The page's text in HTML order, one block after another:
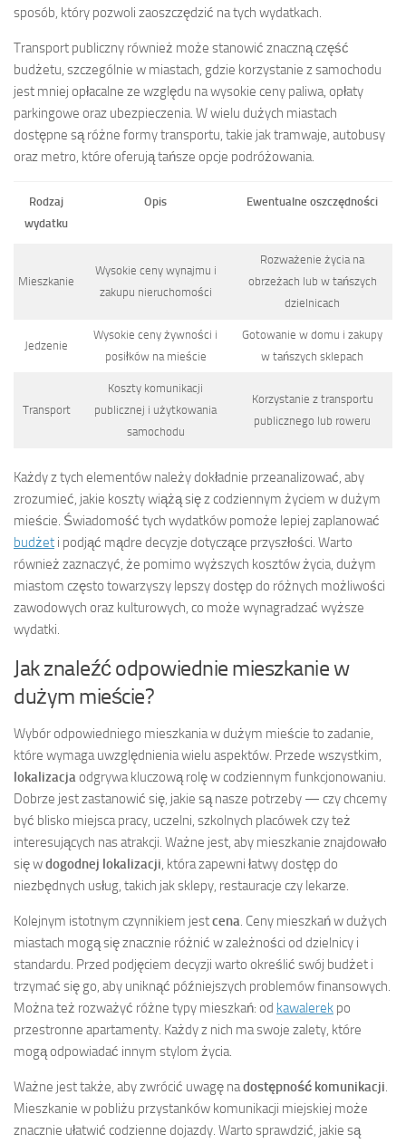
sposób, który pozwoli zaoszczędzić na tych wydatkach.
Transport publiczny również może stanowić znaczną część
budżetu, szczególnie w miastach, gdzie korzystanie z samochodu
jest mniej opłacalne ze względu na wysokie ceny paliwa, opłaty
parkingowe oraz ubezpieczenia. W wielu dużych miastach
dostępne są różne formy transportu, takie jak tramwaje, autobusy
oraz metro, które oferują tańsze opcje podróżowania.
Rodzaj
wydatku
Opis Ewentualne oszczędności
Mieszkanie
Wysokie ceny wynajmu i
zakupu nieruchomości
Rozważenie życia na
obrzeżach lub w tańszych
dzielnicach
Jedzenie
Wysokie ceny żywności i
posiłków na mieście
Gotowanie w domu i zakupy
w tańszych sklepach
Transport
Koszty komunikacji
publicznej i użytkowania
samochodu
Korzystanie z transportu
publicznego lub roweru
Każdy z tych elementów należy dokładnie przeanalizować, aby
zrozumieć, jakie koszty wiążą się z codziennym życiem w dużym
mieście. Świadomość tych wydatków pomoże lepiej zaplanować
budżet i podjąć mądre decyzje dotyczące przyszłości. Warto
również zaznaczyć, że pomimo wyższych kosztów życia, dużym
miastom często towarzyszy lepszy dostęp do różnych możliwości
zawodowych oraz kulturowych, co może wynagradzać wyższe
wydatki.
Jak znaleźć odpowiednie mieszkanie w
dużym mieście?
Wybór odpowiedniego mieszkania w dużym mieście to zadanie,
które wymaga uwzględnienia wielu aspektów. Przede wszystkim,
lokalizacjaodgrywa kluczową rolę w codziennym funkcjonowaniu.
Dobrze jest zastanowić się, jakie są nasze potrzeby — czy chcemy
być blisko miejsca pracy, uczelni, szkolnych placówek czy też
interesujących nas atrakcji. Ważne jest, aby mieszkanie znajdowało
się wdogodnej lokalizacji, która zapewni łatwy dostęp do
niezbędnych usług, takich jak sklepy, restauracje czy lekarze.
Kolejnym istotnym czynnikiem jestcena. Ceny mieszkań w dużych
miastach mogą się znacznie różnić w zależności od dzielnicy i
standardu. Przed podjęciem decyzji warto określić swój budżet i
trzymać się go, aby uniknąć późniejszych problemów finansowych.
Można też rozważyć różne typy mieszkań: od kawalerek po
przestronne apartamenty. Każdy z nich ma swoje zalety, które
mogą odpowiadać innym stylom życia.
Ważne jest także, aby zwrócić uwagę nadostępność komunikacji.
Mieszkanie w pobliżu przystanków komunikacji miejskiej może
znacznie ułatwić codzienne dojazdy. Warto sprawdzić, jakie są